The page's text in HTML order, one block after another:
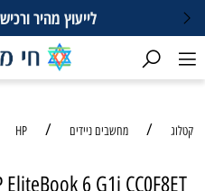
לייעוץ מהיר
קטלוג / מחשבים ניידים /
HP
EliteBook 6 G1i CC0F8ET